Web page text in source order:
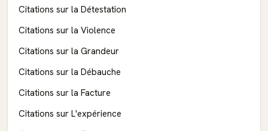
Citations sur la Détestation
Citations sur la Violence
Citations sur la Grandeur
Citations sur la Débauche
Citations sur la Facture
Citations sur L'expérience